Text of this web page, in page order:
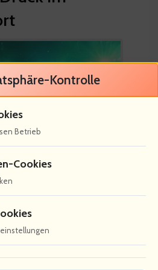
ist erdrückend.
fühlen sich
führt oft zu
Andreas hat mir erzählt,
Kontrolle
Betrieb
Cookies